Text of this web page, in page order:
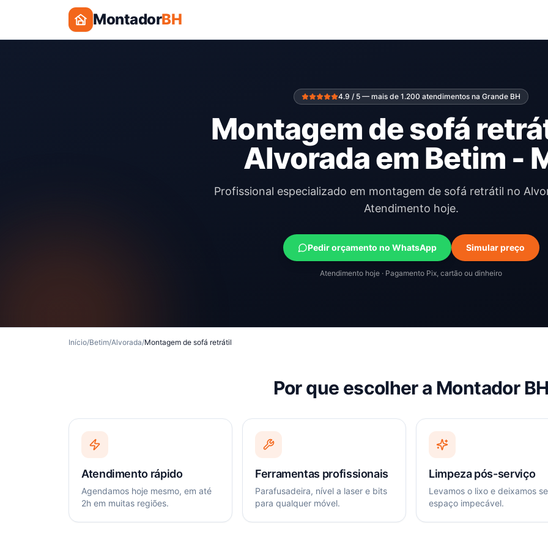
MontadorBH
4.9 / 5 — mais de 1.200 atendimentos na Grande BH
Montagem de sofá
Alvorada em Betim -
Profissional especializado em montagem de sofá retrátil no
Atendimento hoje.
Pedir orçamento no WhatsApp Simular preço
Atendimento hoje · Pagamento Pix, cartão ou dinheiro
Início/Betim/Alvorada/Montagem de sofá retrátil
Por que escolher a Montador
Atendimento rápido
Agendamos hoje mesmo, em até
2h em muitas regiões.
Ferramentas profissionais
Parafusadeira, nível a laser e bits
para qualquer móvel.
Limpeza pós-serviço
Levamos o lixo e deixamos
espaço impecável.